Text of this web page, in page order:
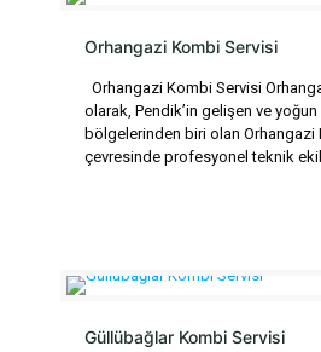
Orhangazi Kombi Servisi
Orhangazi Kombi Servisi
olarak, Pendik’in gelişen ve
bölgelerinden biri olan Orhangazi
çevresinde profesyonel teknik
Güllübağlar Kombi Servisi